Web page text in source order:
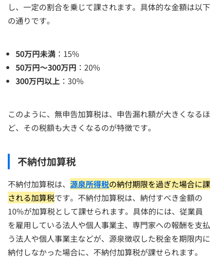
し、一定の割合を乗じて課されます。具体的な金額は以下
の通りです。
50万円未満 ：15%
50万円～300万円 ：20%
300万円以上 ：30%
このように、無申告加算税は、申告漏れ額が大きくなるほ
ど、その税額も大きくなるのが特徴です。
不納付加算税
不納付加算税は、 源泉所得税の納付期限を過ぎた場合に課
される加算税です。不納付加算税は、納付すべき金額の
10%が加算税として課せられます。具体的には、従業員
を雇用している法人や個人事業主、専門家への報酬を支払
う法人や個人事業主などが、源泉徴収した税金を期限内に
納付しなかった場合に、不納付加算税が課せられます。